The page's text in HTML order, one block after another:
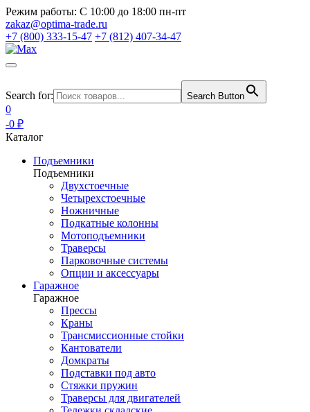
Режим работы: С 10:00 до 18:00 пн-пт
zakaz@optima-trade.ru
+7 (800) 333-15-47 +7 (812) 407-34-47
Search for: Search Button
0
-0 ₽
Каталог
Подъемники
Подъемники
Двухстоечные
Четырехстоечные
Ножничные
Подкатные колонны
Мотоподъемники
Траверсы
Парковочные системы
Опции и аксессуары
Гаражное
Гаражное
Прессы
Краны
Трансмиссионные стойки
Кантователи
Домкраты
Подставки под авто
Стяжки пружин
Траверсы для двигателей